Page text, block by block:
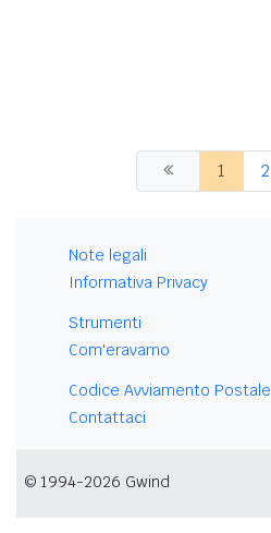
1 2
Note legali
Informativa Privacy
Strumenti
Com'eravamo
Codice Avviamento Postale
Contattaci
© 1994-2026 Gwind